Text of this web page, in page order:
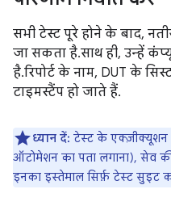
सभी टेस्ट पूरे होने के बाद,
जा सकता है. साथ ही, उन्हें
है. रिपोर्ट के नाम, DUT के
टाइमस्टैंप हो जाते हैं.
ध्यान दें: टेस्ट के एक्ज़ीक्यूशन
ऑटोमेशन का पता लगाना), सेव की
इनका इस्तेमाल सिर्फ़ टेस्ट सुइट